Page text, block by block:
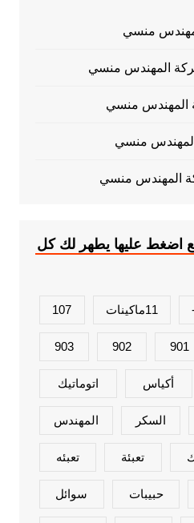
منسي
المهندس منسي
المهندس منسي
منسي
المهندس منسي
اضغط عليها يطهر لك كل
11ماكينات 107
901
902
903
أكياس اتوماتيك
السكر المهندس
تعبئة تعبئه
حبيبات سوائل